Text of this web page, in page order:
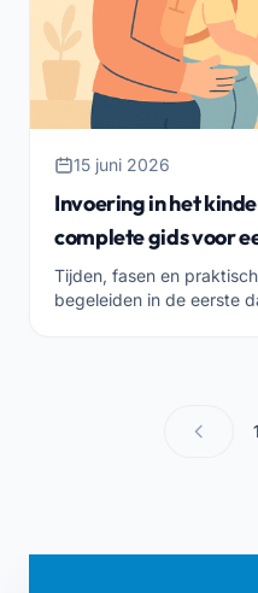
15 juni 2026
Invoering in het
complete gids voor
Tijden, fasen en
begeleiden in de eerste